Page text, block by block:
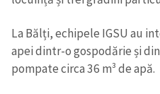
La Bălți, echipele IGSU au
apei dintr-o gospodărie și
pompate circa 36 m³ de apă.